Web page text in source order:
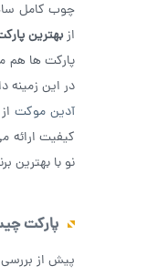
چوب کامل
ازبهترین
پارکت ها هم
در این زمینه
آدین موکت
کیفیت ارائه
نو با بهترین
پارکت
پیش از